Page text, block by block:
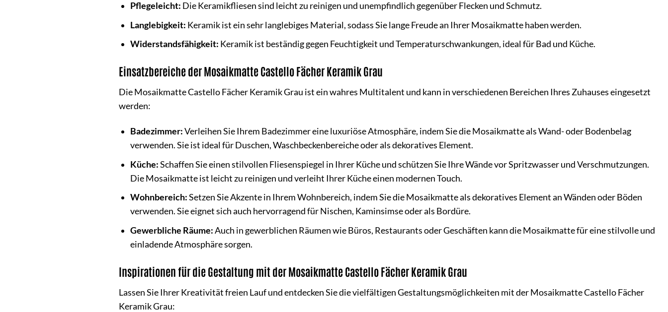
Pflegeleicht: Die Keramikfliesen sind leicht zu reinigen und unempfindlich gegenüber Flecken und Schmutz.
Langlebigkeit: Keramik ist ein sehr langlebiges Material, sodass Sie lange Freude an Ihrer Mosaikmatte haben werden.
Widerstandsfähigkeit: Keramik ist beständig gegen Feuchtigkeit und Temperaturschwankungen, ideal für Bad und Küche.
Einsatzbereiche der Mosaikmatte Castello Fächer Keramik Grau
Die Mosaikmatte Castello Fächer Keramik Grau ist ein wahres Multitalent und kann in verschiedenen Bereichen Ihres Zuhauses eingesetzt
werden:
Badezimmer:Verleihen Sie Ihrem Badezimmer eine luxuriöse Atmosphäre, indem Sie die Mosaikmatte als Wand- oder Bodenbelag
verwenden. Sie ist ideal für Duschen, Waschbeckenbereiche oder als dekoratives Element.
Küche:Schaffen Sie einen stilvollen Fliesenspiegel in Ihrer Küche und schützen Sie Ihre Wände vor Spritzwasser und Verschmutzungen.
Die Mosaikmatte ist leicht zu reinigen und verleiht Ihrer Küche einen modernen Touch.
Wohnbereich:Setzen Sie Akzente in Ihrem Wohnbereich, indem Sie die Mosaikmatte als dekoratives Element an Wänden oder Böden
verwenden. Sie eignet sich auch hervorragend für Nischen, Kaminsimse oder als Bordüre.
Gewerbliche Räume:Auch in gewerblichen Räumen wie Büros, Restaurants oder Geschäften kann die Mosaikmatte für eine stilvolle und
einladende Atmosphäre sorgen.
Inspirationen für die Gestaltung mit der Mosaikmatte Castello Fächer Keramik Grau
Lassen Sie Ihrer Kreativität freien Lauf und entdecken Sie die vielfältigen Gestaltungsmöglichkeiten mit der Mosaikmatte Castello Fächer
Keramik Grau: